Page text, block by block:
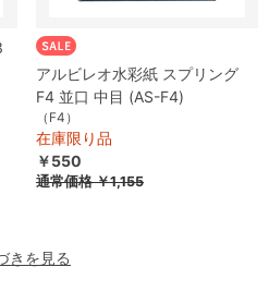
アルビレオ水彩紙 スプリング
F4 並口 中目 (AS-F4)
（F4）
在庫限り品
￥550
通常価格 ￥1,155
きを見る